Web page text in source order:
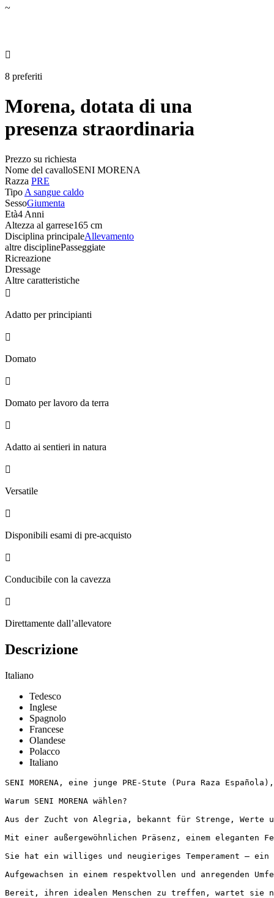
~

8 preferiti
Morena, dotata di una
presenza straordinaria
Prezzo su richiesta
Nome del cavalloSENI MORENA
Razza PRE
Tipo A sangue caldo
SessoGiumenta
Età4 Anni
Altezza al garrese165 cm
Disciplina principaleAllevamento
altre disciplinePasseggiate
Ricreazione
Dressage
Altre caratteristiche

Adatto per principianti

Domato

Domato per lavoro da terra

Adatto ai sentieri in natura

Versatile

Disponibili esami di pre-acquisto

Conducibile con la cavezza

Direttamente dall’allevatore
Descrizione
Italiano
Tedesco
Inglese
Spagnolo
Francese
Olandese
Polacco
Italiano
SENI MORENA, eine junge PRE-Stute (Pura Raza
Warum SENI MORENA wählen?
Aus der Zucht von Alegria, bekannt für Strenge, Werte
Mit einer außergewöhnlichen Präsenz, einem
Sie hat ein williges und neugieriges Temperament –
Aufgewachsen in einem respektvollen und anregenden
Bereit, ihren idealen Menschen zu treffen, wartet sie